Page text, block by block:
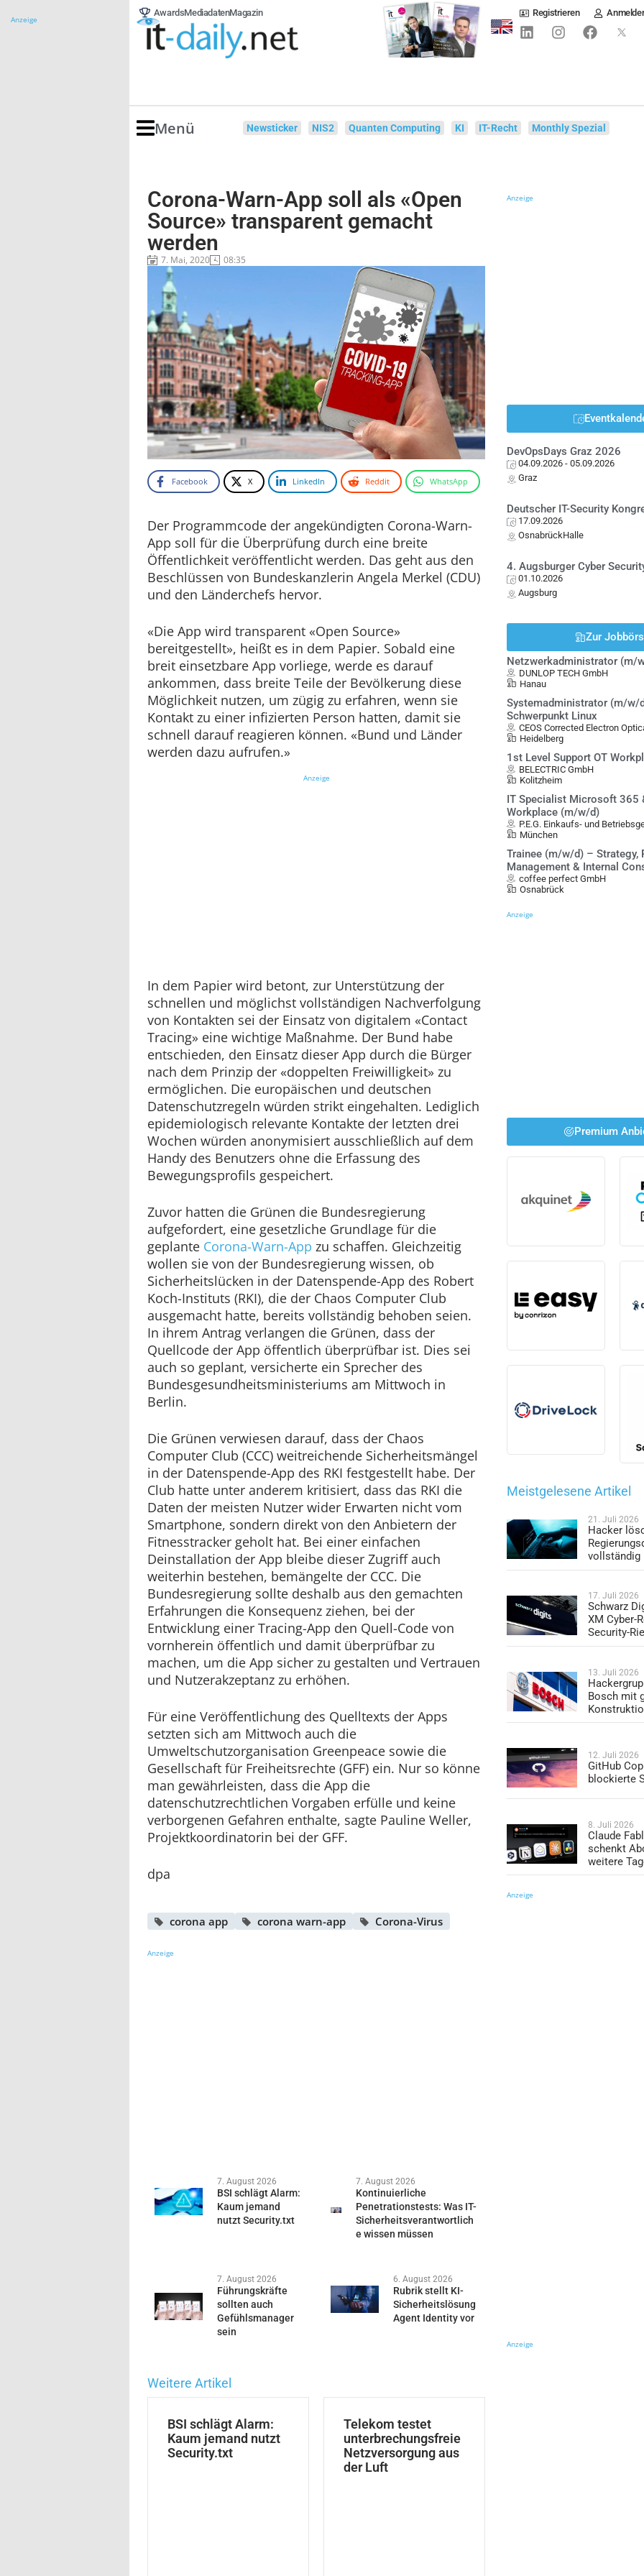
Anzeige
AwardsMediadatenMagazin Registrieren
Menü Newsticker NIS2 Quanten Computing KI IT-Recht Monthly Spezial
Corona-Warn-App soll als «Open
Source» transparent gemacht
werden
7. Mai, 2020 08:35
Facebook X LinkedIn Reddit WhatsApp
Der Programmcode der angekündigten Corona-Warn-
App soll für die Überprüfung durch eine breite
Öffentlichkeit veröffentlicht werden. Das geht aus den
Beschlüssen von Bundeskanzlerin Angela Merkel (CDU)
und den Länderchefs hervor.
«Die App wird transparent «Open Source»
bereitgestellt», heißt es in dem Papier. Sobald eine
breit einsetzbare App vorliege, werde es darauf
ankommen, dass breite Teile der Bevölkerung diese
Möglichkeit nutzen, um zügig zu erfahren, wenn sie
Kontakt zu einer infizierten Person hatten, damit sie
schnell darauf reagieren können. «Bund und Länder
werden dazu aufrufen.»
Anzeige
In dem Papier wird betont, zur Unterstützung der
schnellen und möglichst vollständigen Nachverfolgung
von Kontakten sei der Einsatz von digitalem «Contact
Tracing» eine wichtige Maßnahme. Der Bund habe
entschieden, den Einsatz dieser App durch die Bürger
nach dem Prinzip der «doppelten Freiwilligkeit» zu
ermöglichen. Die europäischen und deutschen
Datenschutzregeln würden strikt eingehalten. Lediglich
epidemiologisch relevante Kontakte der letzten drei
Wochen würden anonymisiert ausschließlich auf dem
Handy des Benutzers ohne die Erfassung des
Bewegungsprofils gespeichert.
Zuvor hatten die Grünen die Bundesregierung
aufgefordert, eine gesetzliche Grundlage für die
geplante Corona-Warn-App zu schaffen. Gleichzeitig
wollen sie von der Bundesregierung wissen, ob
Sicherheitslücken in der Datenspende-App des Robert
Koch-Instituts (RKI), die der Chaos Computer Club
ausgemacht hatte, bereits vollständig behoben seien.
In ihrem Antrag verlangen die Grünen, dass der
Quellcode der App öffentlich überprüfbar ist. Dies sei
auch so geplant, versicherte ein Sprecher des
Bundesgesundheitsministeriums am Mittwoch in
Berlin.
Die Grünen verwiesen darauf, dass der Chaos
Computer Club (CCC) weitreichende Sicherheitsmängel
in der Datenspende-App des RKI festgestellt habe. Der
Club hatte unter anderem kritisiert, dass das RKI die
Daten der meisten Nutzer wider Erwarten nicht vom
Smartphone, sondern direkt von den Anbietern der
Fitnesstracker geholt hat. Bei einer einfachen
Deinstallation der App bleibe dieser Zugriff auch
weiterhin bestehen, bemängelte der CCC. Die
Bundesregierung sollte deshalb aus den gemachten
Erfahrungen die Konsequenz ziehen, bei der
Entwicklung einer Tracing-App den Quell-Code von
vornherein öffentlich und damit überprüfbar zu
machen, um die App sicher zu gestalten und Vertrauen
und Nutzerakzeptanz zu erhöhen.
Für eine Veröffentlichung des Quelltexts der Apps
setzten sich am Mittwoch auch die
Umweltschutzorganisation Greenpeace sowie die
Gesellschaft für Freiheitsrechte (GFF) ein. Nur so könne
man gewährleisten, dass die App die
datenschutzrechtlichen Vorgaben erfülle und keine
verborgenen Gefahren enthalte, sagte Pauline Weller,
Projektkoordinatorin bei der GFF.
dpa
corona app corona warn-app Corona-Virus
Anzeige
7. August 2026
BSI schlägt Alarm:
Kaum jemand
nutzt Security.txt
7. August 2026
Kontinuierliche
Penetrationstests: Was IT-
Sicherheitsverantwortlich
e wissen müssen
7. August 2026
Führungskräfte
sollten auch
Gefühlsmanager
sein
6. August 2026
Rubrik stellt KI-
Sicherheitslösung
Agent Identity vor
Weitere Artikel
BSI schlägt Alarm:
Kaum jemand nutzt
Security.txt
Telekom testet
unterbrechungsfreie
Netzversorgung aus
der Luft
Anzeige
DevOpsDays Graz 2026
04.09.2026 - 05.09.2026
Graz
Deutscher IT-Security
17.09.2026
OsnabrückHalle
4. Augsburger Cyber
01.10.2026
Augsburg
Zur
Netzwerkadministrator (m/
DUNLOP TECH GmbH
Hanau
Systemadministrator (m/w/
Schwerpunkt Linux
CEOS Corrected Electron
Heidelberg
1st Level Support OT
BELECTRIC GmbH
Kolitzheim
IT Specialist Microsoft 365
Workplace (m/w/d)
P.E.G. Einkaufs- und
München
Trainee (m/w/d) – Strategy,
Management & Internal
coffee perfect GmbH
Osnabrück
Anzeige
Premium
Meistgelesene Artikel
21. Juli 2026
Hacker
vollständig
17. Juli 2026
Schwarz
XM Cyber-
Security-
13. Juli 2026
Bosch mit
12. Juli 2026
GitHub
blockierte
8. Juli 2026
Claude
schenkt
weitere
Anzeige
Anzeige